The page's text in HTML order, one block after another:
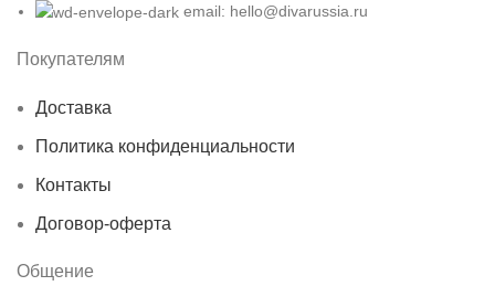
email: hello@divarussia.ru
Покупателям
Доставка
Политика конфиденциальности
Контакты
Договор-оферта
Общение